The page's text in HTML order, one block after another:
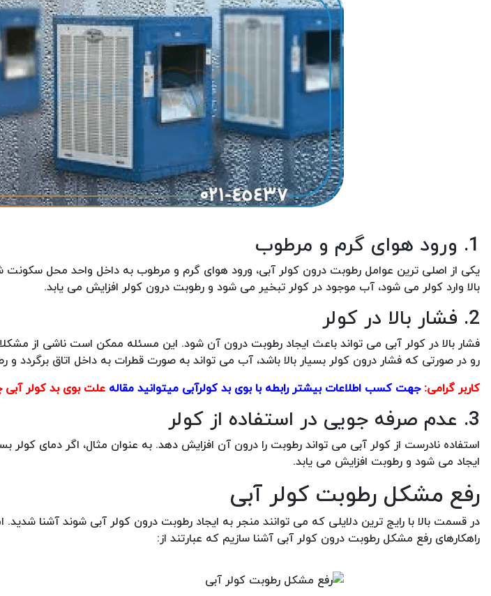
1. ورود هوای گرم و مرطوب
یکی از اصلی ترین عوامل رطوبت درون کولر آبی، ورود هوای گرم و مرطوب به داخل واحد محل
بالا وارد کولر می شود، آب موجود در کولر تبخیر می شود و رطوبت درون کولر افزایش می یابد.
2. فشار بالا در کولر
فشار بالا در کولر آبی می تواند باعث ایجاد رطوبت درون آن شود. این مسئله ممکن است ناشی از
رو در صورتی که فشار درون کولر بسیار بالا باشد، آب می تواند به صورت قطرات به داخل اتاق برگردد و
کاربر گرامی:جهت کسب اطلاعات بیشتر رابطه با بوی بد کولرآبی میتوانید مقاله علت بوی بد کولر
3. عدم صرفه جویی در استفاده از کولر
استفاده نادرست از کولر آبی می تواند رطوبت را درون آن افزایش دهد. به عنوان مثال، اگر دمای کولر
ایجاد می شود و رطوبت افزایش می یابد.
رفع مشکل رطوبت کولر آبی
در قسمت بالا با رایج ترین دلایلی که می توانند منجر به ایجاد رطوبت درون کولر آبی شوند آشنا شدید.
راهکارهای رفع مشکل رطوبت درون کولر آبی آشنا سازیم که عبارتند از: